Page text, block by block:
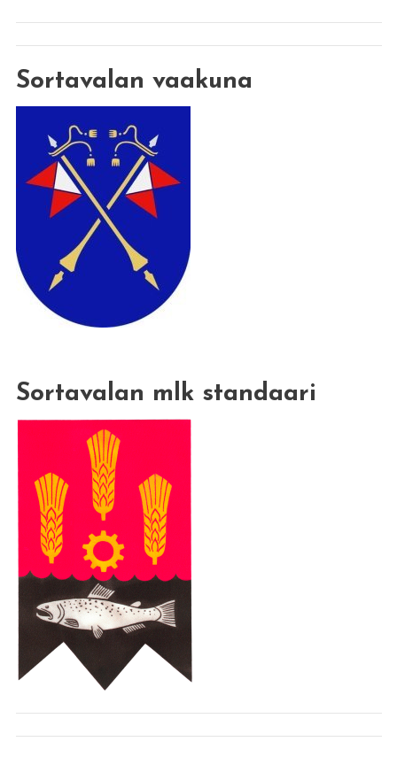
Sortavalan vaakuna
Sortavalan mlk standaari